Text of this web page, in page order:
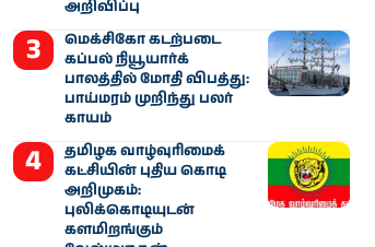
அறிவிப்பு
மெக்சிகோ கடற்படை
கப்பல் நியூயார்க்
பாலத்தில் மோதி விபத்து:
பாய்மரம் முறிந்து பலர்
காயம்
தமிழக வாழ்வுரிமைக்
கட்சியின் புதிய கொடி
அறிமுகம்:
புலிக்கொடியுடன்
களமிறங்கும்